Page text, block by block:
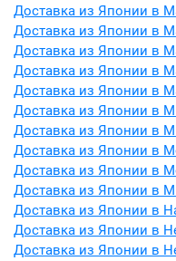
Доставка из Японии в
Доставка из Японии в
Доставка из Японии в
Доставка из Японии в
Доставка из Японии в
Доставка из Японии в
Доставка из Японии в
Доставка из Японии в
Доставка из Японии в
Доставка из Японии в
Доставка из Японии в
Доставка из Японии в
Доставка из Японии в